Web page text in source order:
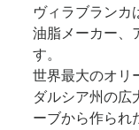
ヴィラブランカ
油脂メーカー、
す。
世界最大のオリ
ダルシア州の広
ーブから作られ